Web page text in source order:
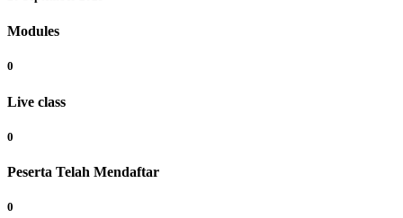
Modules
0
Live class
0
Peserta Telah Mendaftar
0